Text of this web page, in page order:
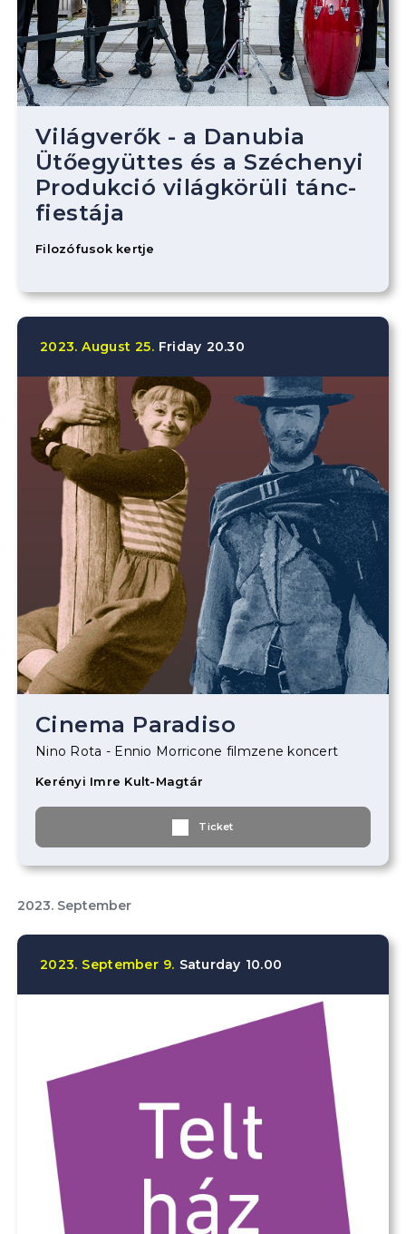
Világverők - a Danubia
Ütőegyüttes és a Széchenyi
Produkció világkörüli tánc-
fiestája
Filozófusok kertje
2023. August 25. Friday 20.30
Cinema Paradiso
Nino Rota - Ennio Morricone filmzene koncert
Kerényi Imre Kult-Magtár
Ticket
2023. September
2023. September 9. Saturday 10.00